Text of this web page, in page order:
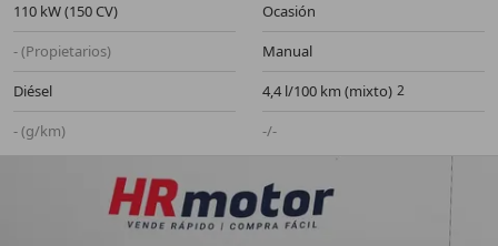
110 kW (150 CV)
Ocasión
- (Propietarios)
Manual
Diésel
4,4 l/100 km (mixto)
- (g/km)
-/-